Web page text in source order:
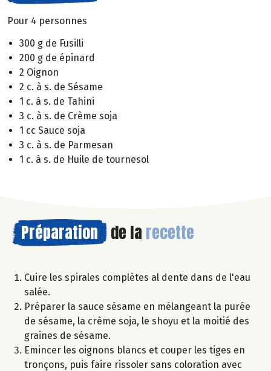
Pour 4 personnes
300 g de Fusilli
200 g de épinard
2 Oignon
2 c. à s. de Sésame
1 c. à s. de Tahini
3 c. à s. de Crème soja
1 cc Sauce soja
3 c. à s. de Parmesan
1 c. à s. de Huile de tournesol
Préparation de la recette
Cuire les spirales complètes al dente dans de l'eau
salée.
Préparer la sauce sésame en mélangeant la purée
de sésame, la crème soja, le shoyu et la moitié des
graines de sésame.
Emincer les oignons blancs et couper les tiges en
tronçons, puis faire rissoler sans coloration avec